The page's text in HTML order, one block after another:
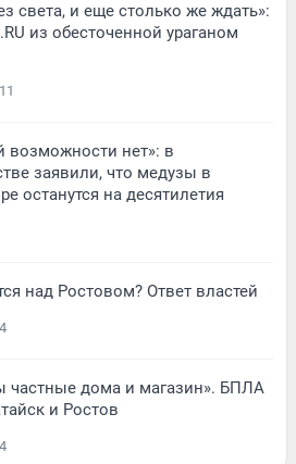
света, и еще столько же ждать»:
из обесточенной ураганом
11
возможности нет»: в
заявили, что медузы в
останутся на десятилетия
над Ростовом? Ответ властей
частные дома и магазин». БПЛА
и Ростов